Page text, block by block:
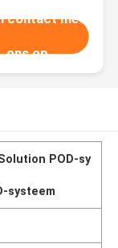
contact met
ons op
POD-sy
systeem